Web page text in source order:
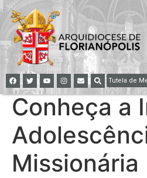
Tutela de
Conheça a
Missionária